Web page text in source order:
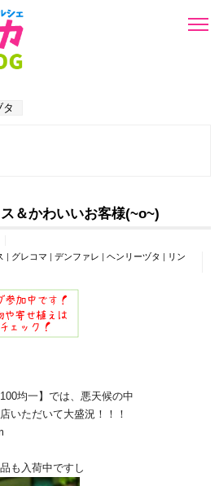
タ
＆かわいいお客様(~o~)
| グレコマ | デンファレ | ヘンリーヅタ | リン
均一】では、悪天候の中
いただいて大盛況！！！
も入荷中ですし